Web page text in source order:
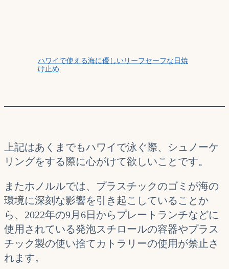
ハワイで使える海に優しいリーフセーフな日焼
け止め
上記はあくまでもハワイで泳ぐ際、シュノーケ
リングをする際に心がけて欲しいことです。
またホノルルでは、プラスチックのゴミが海の
環境に深刻な影響を引き起こしていることか
ら、2022年の9月6日からプレートランチなどに
使用されている発泡スチロールの容器やプラス
チック製の使い捨てカトラリーの使用が禁止さ
れます。